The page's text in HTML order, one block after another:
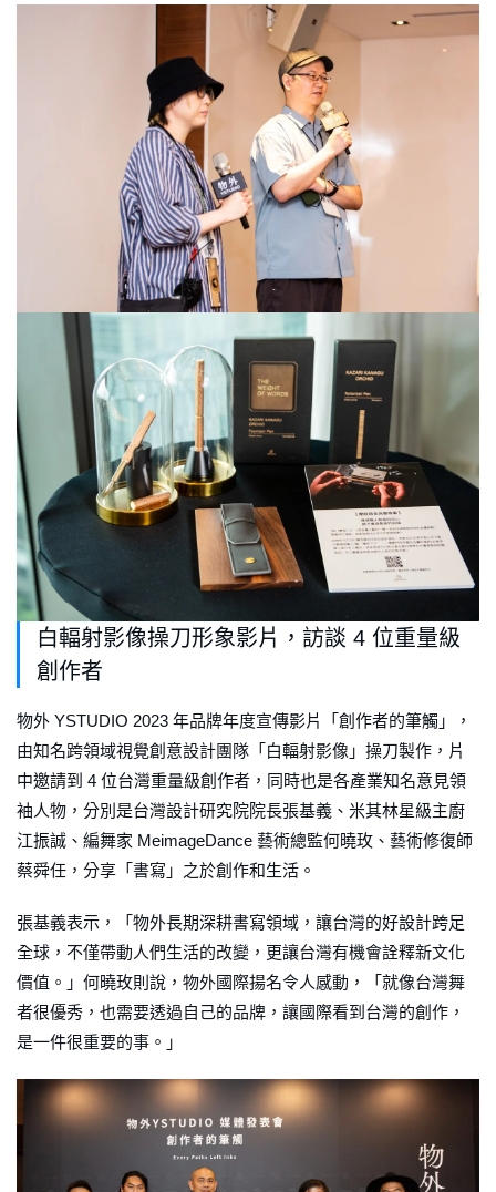
白輻射影像操刀形象影片，訪談 4 位重量級
創作者
物外 YSTUDIO 2023 年品牌年度宣傳影片「創作者的筆觸」，
由知名跨領域視覺創意設計團隊「白輻射影像」操刀製作，片
中邀請到 4 位台灣重量級創作者，同時也是各產業知名意見領
袖人物，分別是台灣設計研究院院長張基義、米其林星級主廚
江振誠、編舞家 MeimageDance 藝術總監何曉玫、藝術修復師
蔡舜任，分享「書寫」之於創作和生活。
張基義表示，「物外長期深耕書寫領域，讓台灣的好設計跨足
全球，不僅帶動人們生活的改變，更讓台灣有機會詮釋新文化
價值。」何曉玫則說，物外國際揚名令人感動，「就像台灣舞
者很優秀，也需要透過自己的品牌，讓國際看到台灣的創作，
是一件很重要的事。」